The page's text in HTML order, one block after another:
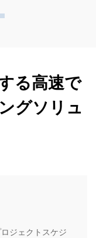
る高速で
グソリュ
ジェクトスケジ